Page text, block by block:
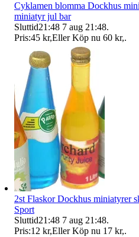
Cyklamen blomma Dockhus
miniatyr jul bar
Sluttid21:48 7 aug 21:48.
Pris:45 kr,Eller Köp nu 60 kr,.
2st Flaskor Dockhus miniatyrer
Sport
Sluttid21:48 7 aug 21:48.
Pris:12 kr,Eller Köp nu 17 kr,.